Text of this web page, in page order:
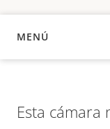
MENÚ
DESCRIPCIÓN
Esta cámara